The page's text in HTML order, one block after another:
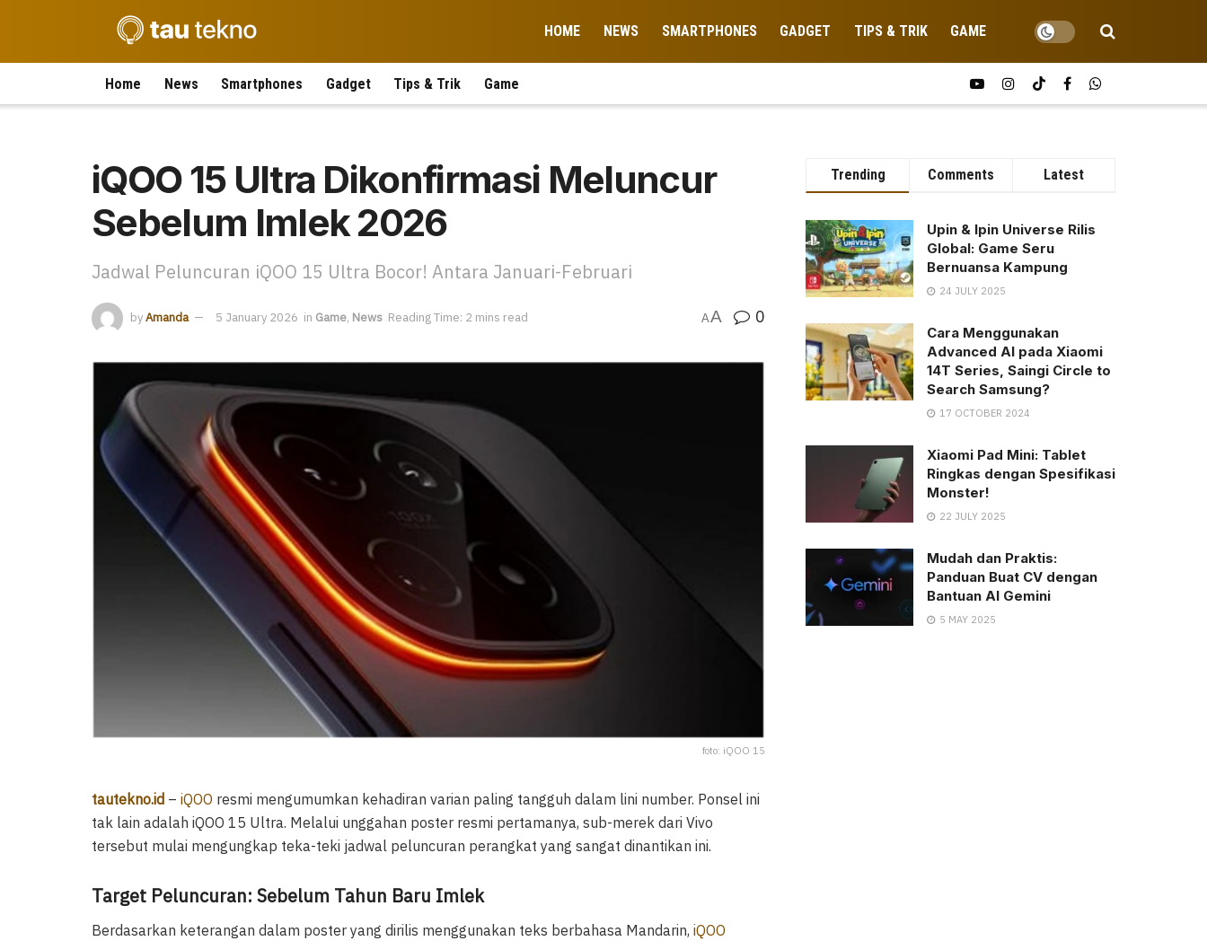
HOME NEWS SMARTPHONES GADGET TIPS & TRIK GAME
Home News Smartphones Gadget Tips & Trik Game
iQOO 15 Ultra Dikonfirmasi Meluncur
Sebelum Imlek 2026
Jadwal Peluncuran iQOO 15 Ultra Bocor! Antara Januari-Februari
byAmanda 5 January 2026 in Game, News Reading Time: 2 mins read AA 0
foto: iQOO 15
tautekno.id – iQOO resmi mengumumkan kehadiran varian paling tangguh dalam lini number. Ponsel ini
tak lain adalah iQOO 15 Ultra. Melalui unggahan poster resmi pertamanya, sub-merek dari Vivo
tersebut mulai mengungkap teka-teki jadwal peluncuran perangkat yang sangat dinantikan ini.
Target Peluncuran: Sebelum Tahun Baru Imlek
Berdasarkan keterangan dalam poster yang dirilis menggunakan teks berbahasa Mandarin, iQOO
Trending Comments Latest
Upin & Ipin Universe Rilis
Global: Game Seru
Bernuansa Kampung
24 JULY 2025
Cara Menggunakan
Advanced AI pada Xiaomi
14T Series, Saingi Circle to
Search Samsung?
17 OCTOBER 2024
Xiaomi Pad Mini: Tablet
Ringkas dengan Spesifikasi
Monster!
22 JULY 2025
Mudah dan Praktis:
Panduan Buat CV dengan
Bantuan AI Gemini
5 MAY 2025